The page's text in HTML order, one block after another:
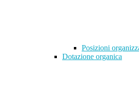
Posizioni
Dotazione organica